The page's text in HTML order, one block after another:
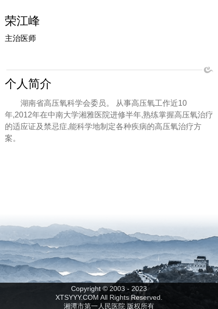
荣江峰
主治医师
个人简介
湖南省高压氧科学会委员。 从事高压氧工作近10
年,2012年在中南大学湘雅医院进修半年,熟练掌握高压氧治疗
的适应证及禁忌症,能科学地制定各种疾病的高压氧治疗方
案。
Copyright © 2003 - 2023
XTSYYY.COM All Rights Reserved.
湘潭市第一人民医院 版权所有